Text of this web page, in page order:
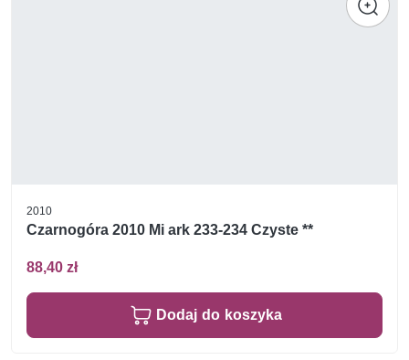
2010
Czarnogóra 2010 Mi ark 233-234 Czyste **
88,40 zł
Dodaj do koszyka